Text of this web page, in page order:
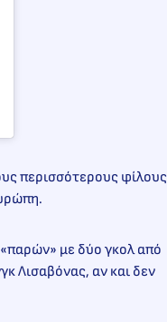
περισσότερους φίλους
με δύο γκολ από
Λισαβόνας, αν και δεν